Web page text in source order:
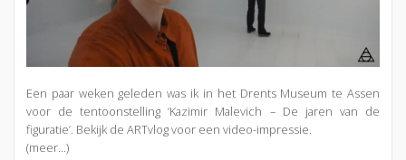
Een paar weken geleden was ik in het Drents Museum te Assen
voor de tentoonstelling ‘Kazimir Malevich – De jaren van de
figuratie’. Bekijk de ARTvlog voor een video-impressie.
(meer…)